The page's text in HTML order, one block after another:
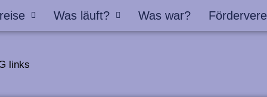
Was läuft? Was war?
links